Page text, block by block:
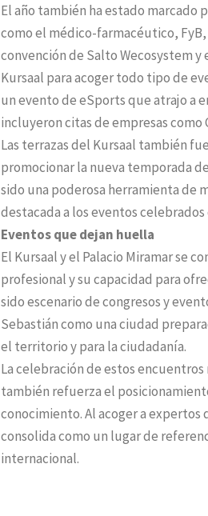
El año también ha estado marcado
como el médico-farmacéutico,
convención de Salto Wecosystem
Kursaal para acoger todo tipo de
un evento de eSports que atrajo a
incluyeron citas de empresas como
Las terrazas del Kursaal también
promocionar la nueva temporada
sido una poderosa herramienta de
destacada a los eventos celebrados
Eventos que dejan huella
El Kursaal y el Palacio Miramar se
profesional y su capacidad para
sido escenario de congresos y
Sebastián como una ciudad
el territorio y para la ciudadanía.
La celebración de estos
también refuerza el
conocimiento. Al acoger a
consolida como un lugar de
internacional.